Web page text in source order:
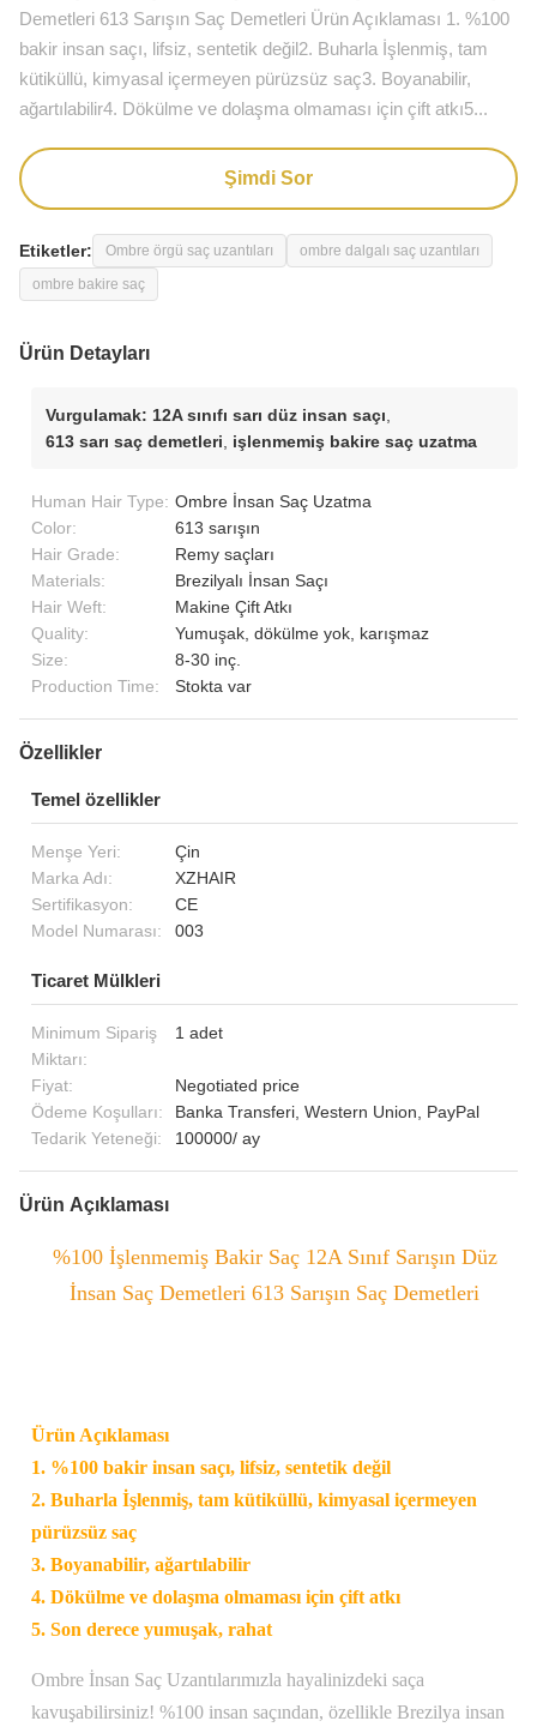
Demetleri 613 Sarışın Saç Demetleri Ürün Açıklaması 1. %100
bakir insan saçı, lifsiz, sentetik değil2. Buharla İşlenmiş, tam
kütiküllü, kimyasal içermeyen pürüzsüz saç3. Boyanabilir,
ağartılabilir4. Dökülme ve dolaşma olmaması için çift atkı5...
Şimdi Sor
Etiketler: Ombre örgü saç uzantıları
ombre dalgalı saç uzantıları
ombre bakire saç
Ürün Detayları
Vurgulamak: 12A sınıfı sarı düz insan saçı
613 sarı saç demetleri
işlenmemiş bakire saç uzatma
Human Hair Type: Ombre İnsan Saç Uzatma
Color:
613 sarışın
Hair Grade:
Remy saçları
Materials:
Brezilyalı İnsan Saçı
Hair Weft:
Makine Çift Atkı
Quality:
Yumuşak, dökülme yok, karışmaz
Size:
8-30 inç.
Production Time:
Stokta var
Özellikler
Temel özellikler
Menşe Yeri:
Çin
Marka Adı:
XZHAIR
Sertifikasyon:
CE
Model Numarası:
003
Ticaret Mülkleri
Minimum Sipariş
Miktarı:
1 adet
Fiyat:
Negotiated price
Ödeme Koşulları:
Banka Transferi, Western Union, PayPal
Tedarik Yeteneği:
100000/ ay
Ürün Açıklaması
%100 İşlenmemiş Bakir Saç 12A Sınıf Sarışın Düz
İnsan Saç Demetleri 613 Sarışın Saç Demetleri
Ürün Açıklaması
1. %100 bakir insan saçı, lifsiz, sentetik değil
2. Buharla İşlenmiş, tam kütiküllü, kimyasal içermeyen
pürüzsüz saç
3. Boyanabilir, ağartılabilir
4. Dökülme ve dolaşma olmaması için çift atkı
5. Son derece yumuşak, rahat
Ombre İnsan Saç Uzantılarımızla hayalinizdeki saça
kavuşabilirsiniz! %100 insan saçından, özellikle Brezilya insan